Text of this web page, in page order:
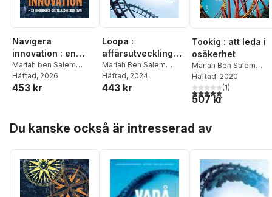
Navigera
innovation : en
handbok för
chefer, ledare och
team
Mariah ben Salem
Dynehäll,Leif Denti
Johan Lager
Häftad, 2026
453 kr
Loopa :
affärsutveckling
för entreprenörer
Mariah Ben Salem
Dynehäll,Anna Lärk
Ståhlberg
Häftad, 2024
443 kr
Tookig : att leda i
osäkerhet
Mariah Ben Salem
Dynehäll,Leif Denti
Häftad, 2020
5,0utav 5 stjärnor.
(1)
507 kr
Du kanske också är intresserad av